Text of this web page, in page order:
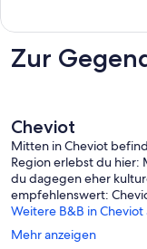
Bewertungen
Zur
Cheviot
Mitten in Cheviot
Region erlebst du hier:
du dagegen eher
empfehlenswert:
Weitere B&B in Cheviot
Mehr anzeigen